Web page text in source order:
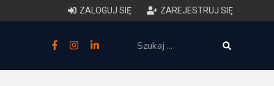
ZALOGUJ SIĘ ZAREJESTRUJ SIĘ